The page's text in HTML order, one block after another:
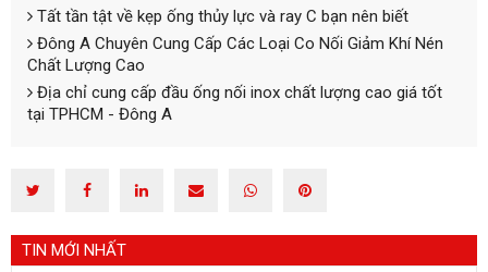
Tất tần tật về kẹp ống thủy lực và ray C bạn nên biết
Đông A Chuyên Cung Cấp Các Loại Co Nối Giảm Khí Nén
Chất Lượng Cao
Địa chỉ cung cấp đầu ống nối inox chất lượng cao giá tốt
tại TPHCM - Đông A
TIN MỚI NHẤT